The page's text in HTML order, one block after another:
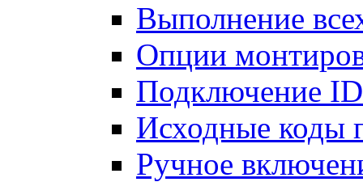
Выполнение
Опции
Подключение
Исходные коды
Ручное